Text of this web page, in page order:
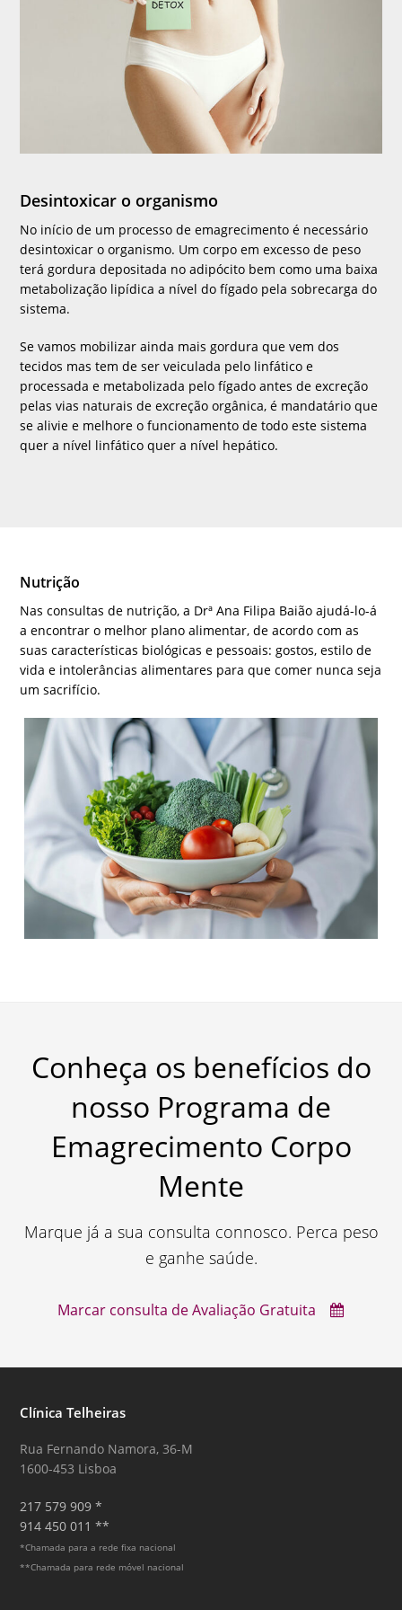
Desintoxicar o organismo
No início de um processo de emagrecimento é necessário
desintoxicar o organismo. Um corpo em excesso de peso
terá gordura depositada no adipócito bem como uma baixa
metabolização lipídica a nível do fígado pela sobrecarga do
sistema.
Se vamos mobilizar ainda mais gordura que vem dos
tecidos mas tem de ser veiculada pelo linfático e
processada e metabolizada pelo fígado antes de excreção
pelas vias naturais de excreção orgânica, é mandatário que
se alivie e melhore o funcionamento de todo este sistema
quer a nível linfático quer a nível hepático.
Nutrição
Nas consultas de nutrição, a Drª Ana Filipa Baião ajudá-lo-á
a encontrar o melhor plano alimentar, de acordo com as
suas características biológicas e pessoais: gostos, estilo de
vida e intolerâncias alimentares para que comer nunca seja
um sacrifício.
Conheça os benefícios do
nosso Programa de
Emagrecimento Corpo
Mente
Marque já a sua consulta connosco. Perca peso
e ganhe saúde.
Marcar consulta de Avaliação Gratuita
Clínica Telheiras
Rua Fernando Namora, 36-M
1600-453 Lisboa
217 579 909 *
914 450 011 **
*Chamada para a rede fixa nacional
**Chamada para rede móvel nacional